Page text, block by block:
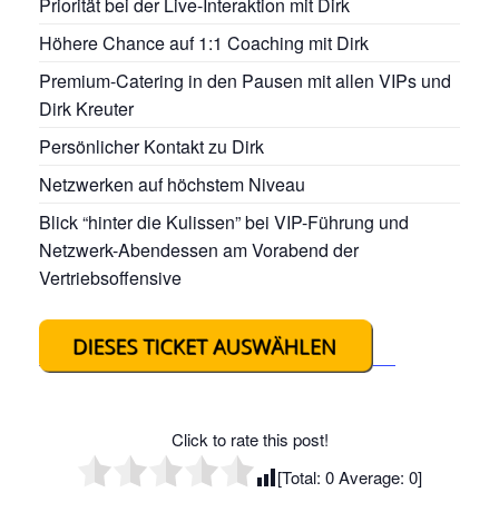
Höhere Chance auf 1:1 Coaching mit Dirk
Premium-Catering in den Pausen mit allen VIPs und
Dirk Kreuter
Persönlicher Kontakt zu Dirk
Netzwerken auf höchstem Niveau
Blick “hinter die Kulissen” bei VIP-Führung und
Netzwerk-Abendessen am Vorabend der
Vertriebsoffensive
Click to rate this post!
[Total: 0Average: 0]